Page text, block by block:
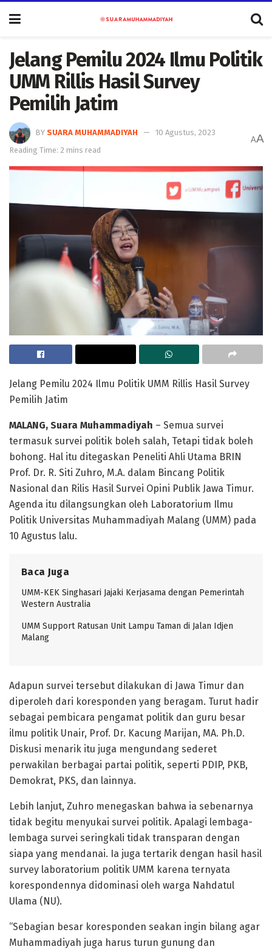
Jelang Pemilu 2024 Ilmu Politik
UMM Rillis Hasil Survey
Pemilih Jatim
BY SUARA MUHAMMADIYAH
10 Agustus, 2023
Reading Time: 2 mins read
AA
Jelang Pemilu 2024 Ilmu Politik UMM Rillis Hasil Survey
Pemilih Jatim
MALANG, Suara Muhammadiyah – Semua survei
termasuk survei politik boleh salah, Tetapi tidak boleh
bohong. Hal itu ditegaskan Peneliti Ahli Utama BRIN
Prof. Dr. R. Siti Zuhro, M.A. dalam Bincang Politik
Nasional dan Rilis Hasil Survei Opini Publik Jawa Timur.
Agenda itu dilangsungkan oleh Laboratorium Ilmu
Politik Universitas Muhammadiyah Malang (UMM) pada
10 Agustus lalu.
Baca Juga
UMM-KEK Singhasari Jajaki Kerjasama dengan Pemerintah
Western Australia
UMM Support Ratusan Unit Lampu Taman di Jalan Idjen
Malang
Adapun survei tersebut dilakukan di Jawa Timur dan
diperoleh dari koresponden yang beragam. Turut hadir
sebagai pembicara pengamat politik dan guru besar
ilmu politik Unair, Prof. Dr. Kacung Marijan, MA. Ph.D.
Diskusi menarik itu juga mengundang sederet
perwakilan berbagai partai politik, seperti PDIP, PKB,
Demokrat, PKS, dan lainnya.
Lebih lanjut, Zuhro menegaskan bahwa ia sebenarnya
tidak begitu menyukai survei politik. Apalagi lembaga-
lembaga survei seringkali tidak transparan dengan
siapa yang mendanai. Ia juga tertarik dengan hasil hasil
survey laboratorium politik UMM karena ternyata
korespondennya didominasi oleh warga Nahdatul
Ulama (NU).
“Sebagian besar koresponden seakan ingin bilang agar
Muhammadiyah juga harus turun gunung dan